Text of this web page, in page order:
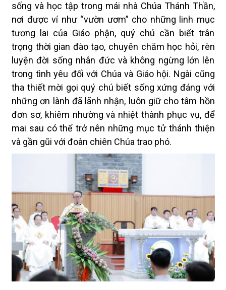
sống và học tập trong mái nhà Chúa Thánh Thần,
nơi được ví như “vườn ươm” cho những linh mục
tương lai của Giáo phận, quý chú cần biết trân
trọng thời gian đào tạo, chuyên chăm học hỏi, rèn
luyện đời sống nhân đức và không ngừng lớn lên
trong tình yêu đối với Chúa và Giáo hội. Ngài cũng
tha thiết mời gọi quý chú biết sống xứng đáng với
những ơn lành đã lãnh nhận, luôn giữ cho tâm hồn
đơn sơ, khiêm nhường và nhiệt thành phục vụ, để
mai sau có thể trở nên những mục tử thánh thiện
và gần gũi với đoàn chiên Chúa trao phó.